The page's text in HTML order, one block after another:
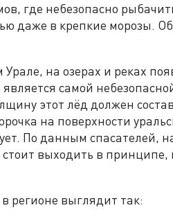
где небезопасно
даже в крепкие морозы.
на озерах и реках
самой
этот лёд должен
на поверхности
По данным спасателей,
выходить в принципе,
регионе выглядит так: